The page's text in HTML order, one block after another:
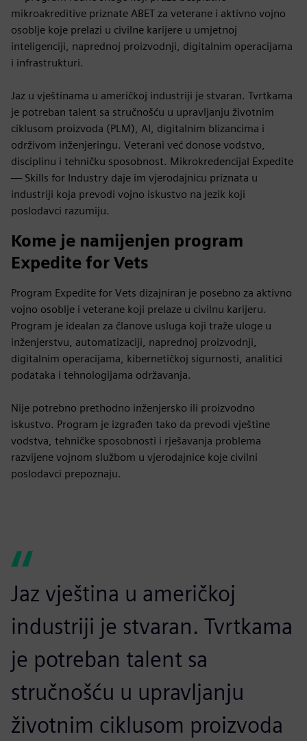
mikroakreditive priznate ABET za veterane i aktivno vojno
osoblje koje prelazi u civilne karijere u umjetnoj
inteligenciji, naprednoj proizvodnji, digitalnim operacijama
i infrastrukturi.
Jaz u vještinama u američkoj industriji je stvaran. Tvrtkama
je potreban talent sa stručnošću u upravljanju životnim
ciklusom proizvoda (PLM), AI, digitalnim blizancima i
održivom inženjeringu. Veterani već donose vodstvo,
disciplinu i tehničku sposobnost. Mikrokredencijal Expedite
— Skills for Industry daje im vjerodajnicu priznata u
industriji koja prevodi vojno iskustvo na jezik koji
poslodavci razumiju.
Kome je namijenjen program
Expedite for Vets
Program Expedite for Vets dizajniran je posebno za aktivno
vojno osoblje i veterane koji prelaze u civilnu karijeru.
Program je idealan za članove usluga koji traže uloge u
inženjerstvu, automatizaciji, naprednoj proizvodnji,
digitalnim operacijama, kibernetičkoj sigurnosti, analitici
podataka i tehnologijama održavanja.
Nije potrebno prethodno inženjersko ili proizvodno
iskustvo. Program je izgrađen tako da prevodi vještine
vodstva, tehničke sposobnosti i rješavanja problema
razvijene vojnom službom u vjerodajnice koje civilni
poslodavci prepoznaju.
Jaz vještina u američkoj
industriji je stvaran. Tvrtkama
je potreban talent sa
stručnošću u upravljanju
životnim ciklusom proizvoda